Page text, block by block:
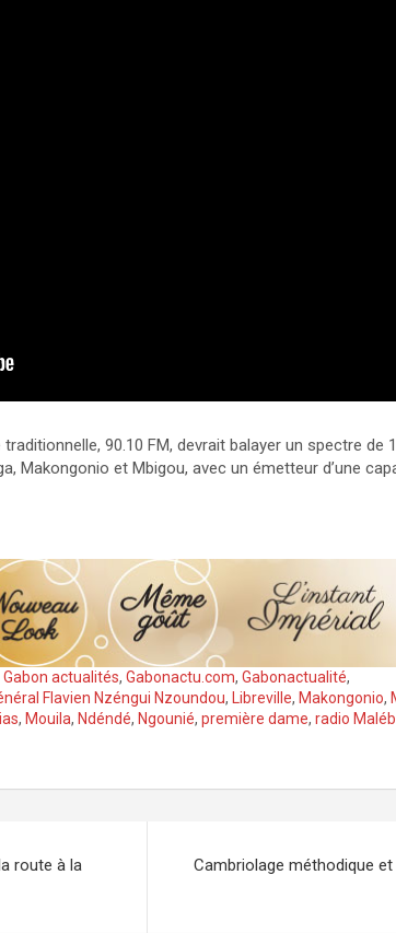
90.10 FM, devrait balayer un spectre de
Makongonio et Mbigou, avec un émetteur d’une
Gabon actualités, Gabonactu.com, Gabonactualité,
Flavien Nzéngui Nzoundou, Libreville, Makongonio,
, Mouila, Ndéndé, Ngounié, première dame, radio
route à la
Cambriolage méthodique et